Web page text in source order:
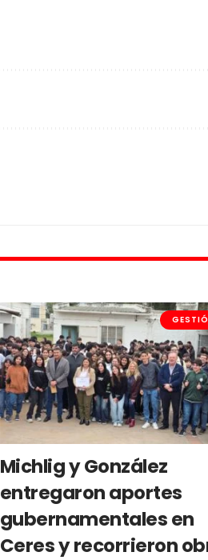
Michlig y González
entregaron aportes
gubernamentales en
Ceres y recorrieron